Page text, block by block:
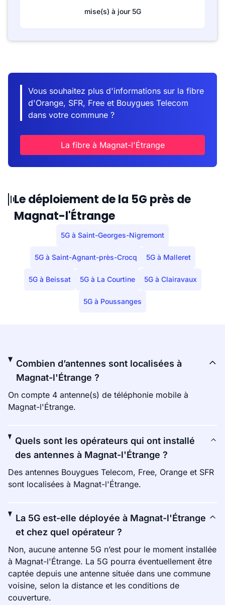
mise(s) à jour 5G
Vous souhaitez plus d'informations sur la fibre
d'Orange, SFR, Free et Bouygues Telecom
dans votre commune ?
La fibre à Magnat-l'Étrange
Le déploiement de la 5G près de
Magnat-l'Étrange
5G à Saint-Georges-Nigremont
5G à Saint-Agnant-près-Crocq 5G à Malleret
5G à Beissat 5G à La Courtine 5G à Clairavaux
5G à Poussanges
Combien d’antennes sont localisées à
Magnat-l'Étrange ?
On compte 4 antenne(s) de téléphonie mobile à
Magnat-l'Étrange.
Quels sont les opérateurs qui ont installé
des antennes à Magnat-l'Étrange ?
Des antennes Bouygues Telecom, Free, Orange et SFR
sont localisées à Magnat-l'Étrange.
La 5G est-elle déployée à Magnat-l'Étrange
et chez quel opérateur ?
Non, aucune antenne 5G n’est pour le moment installée
à Magnat-l'Étrange. La 5G pourra éventuellement être
captée depuis une antenne située dans une commune
voisine, selon la distance et les conditions de
couverture.